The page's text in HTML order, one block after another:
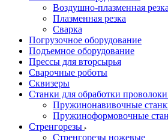
Воздушно-плазменная резка
Плазменная резка
Сварка
Погрузочное оборудование
Подъемное оборудование
Прессы для вторсырья
Сварочные роботы
Сквизеры
Станки для обработки проволоки
Пружинонавивочные
Пружиноформовочные
Стренгорезы
Стренгорезы ножевые